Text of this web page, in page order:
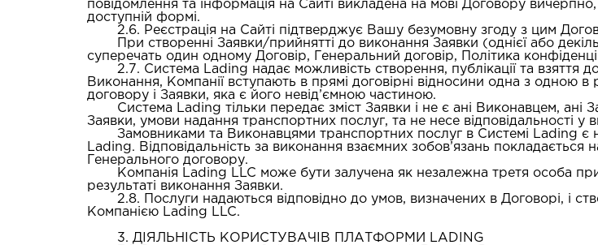
повідомлення та інформація на Сайті викладена на мові Договору
доступній формі.
2.6. Реєстрація на Сайті підтверджує Вашу безумовну згоду з цим
При створенні Заявки/прийнятті до виконання Заявки (однієї або
суперечать один одному Договір, Генеральний договір, Політика
2.7. Система Lading надає можливість створення, публікації та
Виконання, Компанії вступають в прямі договірні відносини одна з одною
договору і Заявки, яка є його невід’ємною частиною.
Система Lading тільки передає зміст Заявки і не є ані Виконавцем,
Заявки, умови надання транспортних послуг, та не несе відповідальності
Замовниками та Виконавцями транспортних послуг в Системі Lading є
Lading. Відповідальність за виконання взаємних зобов’язань
Генерального договору.
Компанія Lading LLC може бути залучена як незалежна третя особа
результаті виконання Заявки.
2.8. Послуги надаються відповідно до умов, визначених в Договорі, і
Компанією Lading LLC.
3. ДІЯЛЬНІСТЬ КОРИСТУВАЧІВ ПЛАТФОРМИ LADING